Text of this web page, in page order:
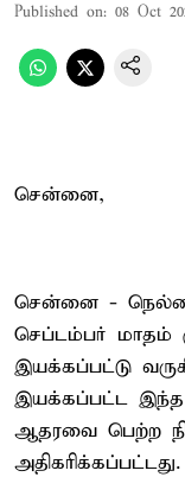
Published on: 08 Oct
சென்னை,
சென்னை -
செப்டம்பர் மாதம்
இயக்கப்பட்டு
இயக்கப்பட்ட இந்த
ஆதரவை பெற்ற